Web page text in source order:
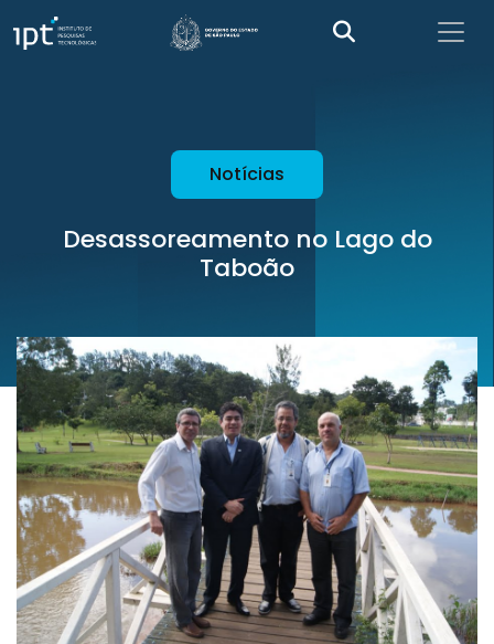
Notícias
Desassoreamento no Lago do
Taboão